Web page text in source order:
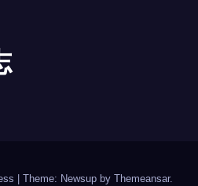
Theme: Newsup by Themeansar.